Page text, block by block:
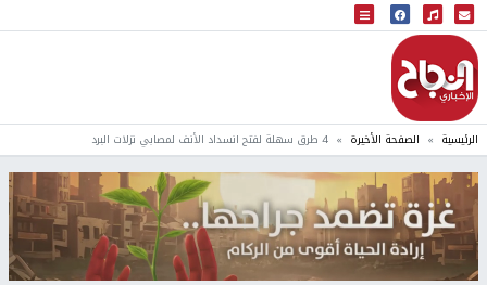
البث المباشر
إذاعة النجاح
الرئيسية الصفحة الأخيرة 4 طرق سهلة لفتح انسداد الأنف لمصابي نزلات البرد